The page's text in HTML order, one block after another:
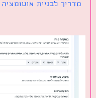
לבניית אוטומציה
על